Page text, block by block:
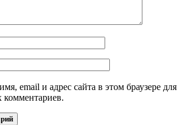
email и адрес сайта в этом браузере для